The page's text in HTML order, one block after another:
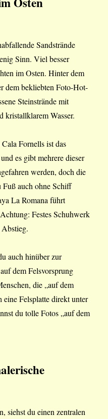
Sandstrände
Sinn. Viel besser
im Osten. Hinter dem
dem bekliebten Foto-Hot-
Steinstrände mit
kristallklarem Wasser.
Fornells ist das
es gibt mehrere dieser
werden, doch die
Fuß auch ohne Schiff
La Romana führt
Festes Schuhwerk
auch hinüber zur
dem Felsvorsprung
die „auf dem
eine Felsplatte direkt unter
du tolle Fotos „auf dem
siehst du einen zentralen